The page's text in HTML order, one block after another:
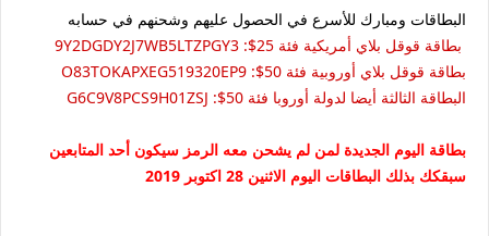
البطاقات ومبارك للأسرع في الحصول عليهم وشحنهم في حسابه
بطاقة قوقل بلاي أمريكية فئة 25$: 9Y2DGDY2J7WB5LTZPGY3
بطاقة قوقل بلاي أوروبية فئة 50$: O83TOKAPXEG519320EP9
البطاقة الثالثة أيضا لدولة أوروبا فئة 50$: G6C9V8PCS9H01ZSJ
بطاقة اليوم الجديدة لمن لم يشحن معه الرمز سيكون أحد المتابعين
سبقكك بذلك البطاقات اليوم الاثنين 28 اكتوبر 2019